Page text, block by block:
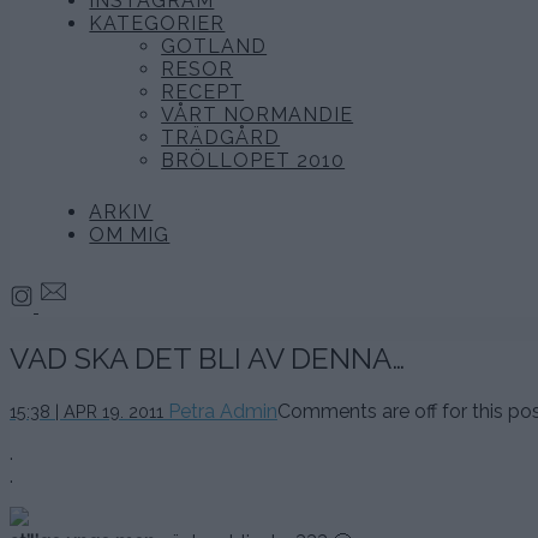
KATEGORIER
GOTLAND
RESOR
RECEPT
VÅRT NORMANDIE
TRÄDGÅRD
BRÖLLOPET 2010
ARKIV
OM MIG
VAD SKA DET BLI AV DENNA…
15:38 | APR 19. 2011 Petra AdminComments are off for this
.
.